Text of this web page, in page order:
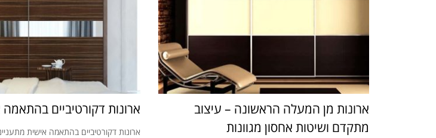
ארונות מן המעלה הראשונה – עיצוב
מתקדם ושיטות אחסון מגוונות
ארונות דקורטיביים
ארונות דקורטיביים בהתאמה אישית